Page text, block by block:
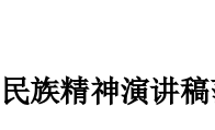
明扫墓活动。此时此刻，当我们站在纪念碑面前的时候，我们悼